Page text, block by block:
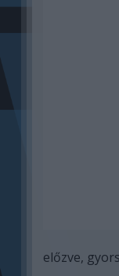
előzve,